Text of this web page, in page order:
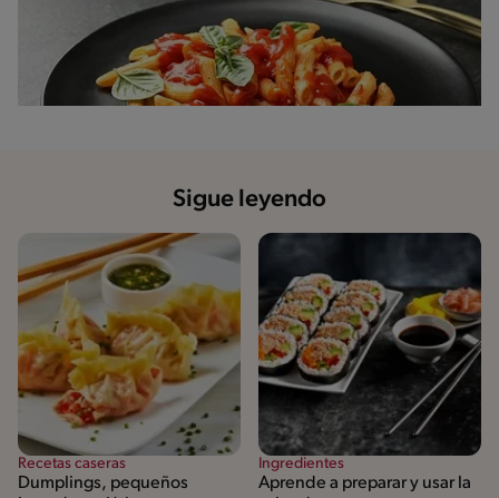
Sigue leyendo
Recetas caseras
Dumplings, pequeños
Ingredientes
Aprende a preparar y usar la